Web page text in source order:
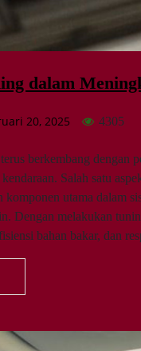
dalam
20, 2025 4305
berkembang dengan
Salah satu
utama dalam
Dengan melakukan
bahan bakar, dan